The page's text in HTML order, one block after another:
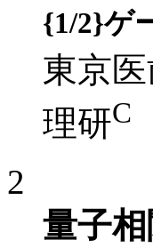
{1/2}ゲ
東京
理研C
2
量子